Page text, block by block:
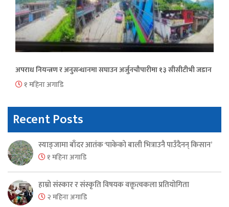
अपराध नियन्त्रण र अनुसन्धानमा सघाउन अर्जुनचौपारीमा १३ सीसीटीभी जडान
१ महिना अगाडि
Recent Posts
स्याङ्जामा बाँदर आतंक ‘पाकेको बाली भित्राउनै पाउँदैनन् किसान’
१ महिना अगाडि
हाम्रो संस्कार र संस्कृति विषयक वक्तृत्वकला प्रतियोगिता
२ महिना अगाडि